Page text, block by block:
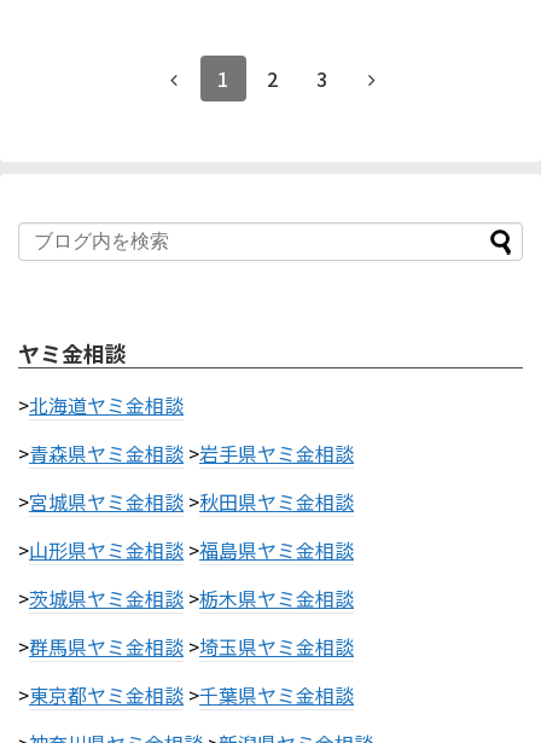
1 2 3
ヤミ金相談
>北海道ヤミ金相談
>青森県ヤミ金相談 >岩手県ヤミ金相談
>宮城県ヤミ金相談 >秋田県ヤミ金相談
>山形県ヤミ金相談 >福島県ヤミ金相談
>茨城県ヤミ金相談 >栃木県ヤミ金相談
>群馬県ヤミ金相談 >埼玉県ヤミ金相談
>東京都ヤミ金相談 >千葉県ヤミ金相談